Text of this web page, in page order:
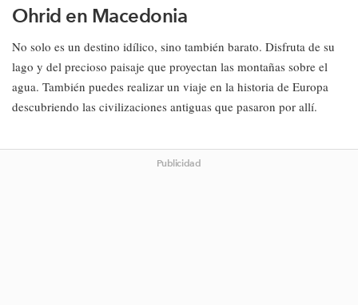
Ohrid en Macedonia
No solo es un destino idílico, sino también barato. Disfruta de su
lago y del precioso paisaje que proyectan las montañas sobre el
agua. También puedes realizar un viaje en la historia de Europa
descubriendo las civilizaciones antiguas que pasaron por allí.
Publicidad